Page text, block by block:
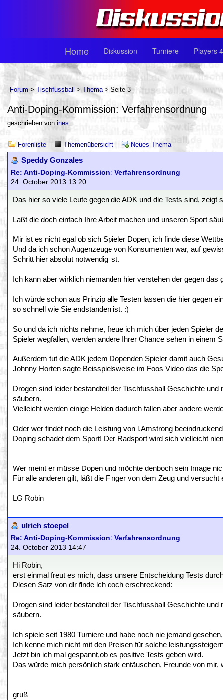
Home Diskussion Turniere Players
Forum > Tischfussball > Thema> Seite 3
Anti-Doping-Kommission: Verfahrensordnung
geschrieben von ines
Forenliste Themenübersicht Neues Thema
Speddy Gonzales
Re: Anti-Doping-Kommission: Verfahrensordnung
24. October 2013 13:20
Das hier so viele Leute gegen die ADK und die Tests sind, zeigt
Laßt die doch einfach Ihre Arbeit machen und unseren Sport
Mir ist es nicht egal ob sich Spieler Dopen, ich finde diese
Und da ich schon Augenzeuge von Konsumenten war, auf
Schritt hier absolut notwendig ist.
Ich kann aber wirklich niemanden hier verstehen der gegen
Ich würde schon aus Prinzip alle Testen lassen die hier gegen
so schnell wie Sie endstanden ist. :)
So und da ich nichts nehme, freue ich mich über jeden Spieler
Spieler wegfallen, werden andere Ihrer Chance sehen in einem
Außerdem tut die ADK jedem Dopenden Spieler damit auch
Johnny Horten sagte Beisspielsweise im Foos Video das die
Drogen sind leider bestandteil der Tischfussball Geschichte
säubern.
Vielleicht werden einige Helden dadurch fallen aber andere
Oder wer findet noch die Leistung von l.Amstrong
Doping schadet dem Sport! Der Radsport wird sich vielleicht
Wer meint er müsse Dopen und möchte denboch sein Image
Für alle anderen gilt, läßt die Finger von dem Zeug und versucht
LG Robin
ulrich stoepel
Re: Anti-Doping-Kommission: Verfahrensordnung
24. October 2013 14:47
Hi Robin,
erst einmal freut es mich, dass unsere Entscheidung Tests
Diesen Satz von dir finde ich doch erschreckend:
Drogen sind leider bestandteil der Tischfussball Geschichte
säubern.
Ich spiele seit 1980 Turniere und habe noch nie jemand
Ich kenne mich nicht mit den Preisen für solche
Jetzt bin ich mal gespannt,ob es positive Tests geben wird.
Das würde mich persönlich stark entäuschen, Freunde von
gruß